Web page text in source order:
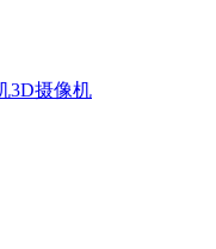
3D摄像机